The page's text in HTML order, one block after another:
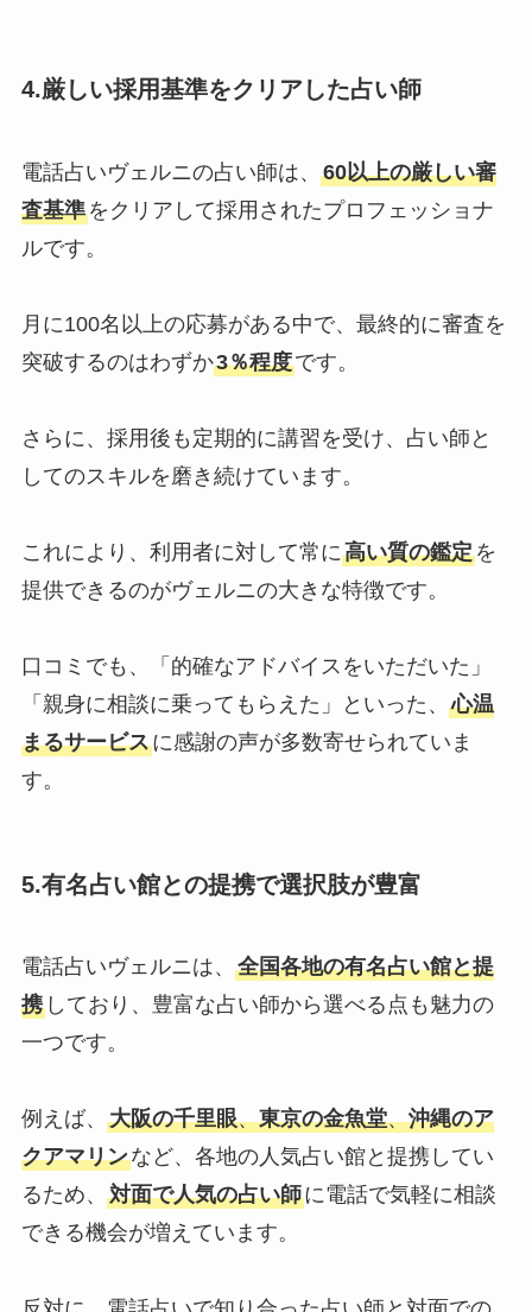
4.厳しい採用基準をクリアした占い師
電話占いヴェルニの占い師は、 60以上の厳しい審
査基準をクリアして採用されたプロフェッショナ
ルです。
月に100名以上の応募がある中で、最終的に審査を
突破するのはわずか3％程度です。
さらに、採用後も定期的に講習を受け、占い師と
してのスキルを磨き続けています。
これにより、利用者に対して常に高い質の鑑定を
提供できるのがヴェルニの大きな特徴です。
口コミでも、「的確なアドバイスをいただいた」
「親身に相談に乗ってもらえた」といった、 心温
まるサービスに感謝の声が多数寄せられていま
す。
5.有名占い館との提携で選択肢が豊富
電話占いヴェルニは、 全国各地の有名占い館と提
携しており、豊富な占い師から選べる点も魅力の
一つです。
例えば、 大阪の千里眼、東京の金魚堂、沖縄のア
クアマリンなど、各地の人気占い館と提携してい
るため、 対面で人気の占い師に電話で気軽に相談
できる機会が増えています。